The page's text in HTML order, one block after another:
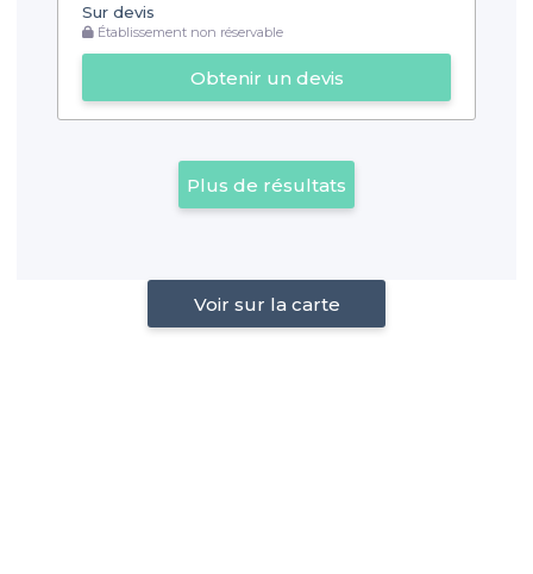
Sur devis
Établissement non réservable
Obtenir un devis
Plus de résultats
Voir sur la carte